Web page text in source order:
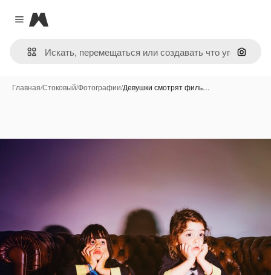
Close menu
Magnific
Поиск
Главная/Стоковый/Фотографии/Девушки смотрят филь…